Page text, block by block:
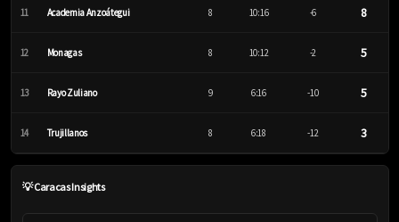
11 Academia Anzoátegui 8 10:16 -6 8
12 Monagas 8 10:12 -2 5
13 Rayo Zuliano 9 6:16 -10 5
14 Trujillanos 8 6:18 -12 3
💡 Caracas Insights